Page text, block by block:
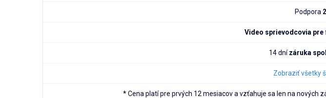
Podpora
Video sprievodcovia pre
14 dnízáruka
Zobraziť všetky
* Cena platí pre prvých 12 mesiacov a vzťahuje sa len na nových